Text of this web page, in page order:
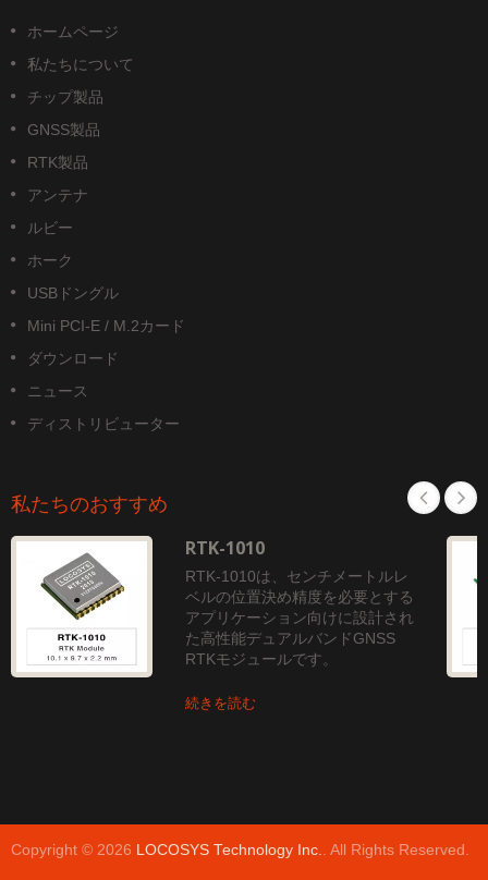
ホームページ
私たちについて
チップ製品
GNSS製品
RTK製品
アンテナ
ルビー
ホーク
USBドングル
Mini PCI-E / M.2カード
ダウンロード
ニュース
ディストリビューター
私たちのおすすめ
RTK-1010
RTK-1010は、センチメートルレ
ベルの位置決め精度を必要とする
アプリケーション向けに設計され
た高性能デュアルバンドGNSS
RTKモジュールです。
続きを読む
Copyright © 2026 LOCOSYS Technology Inc. . All Rights Reserved.